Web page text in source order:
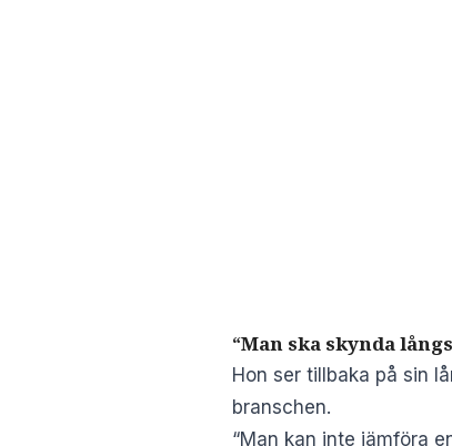
“Man ska skynda
Hon ser tillbaka på sin
branschen.
“Man kan inte jämföra